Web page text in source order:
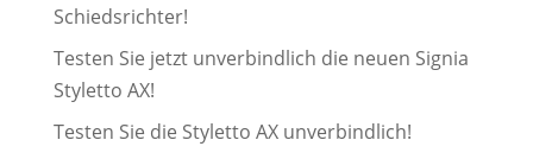
Schiedsrichter!
Testen Sie jetzt unverbindlich die neuen Signia
Styletto AX!
Testen Sie die Styletto AX unverbindlich!